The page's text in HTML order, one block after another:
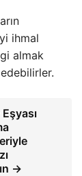
ihmal
almak
Eşyası
→